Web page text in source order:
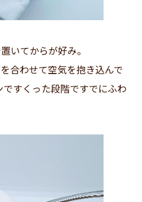
いてからが好み。
合わせて空気を抱き込んで
すくった段階ですでにふわ